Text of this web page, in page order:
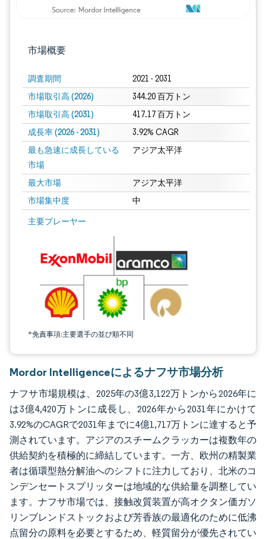
市場概要
調査期間 2021 - 2031
市場取引高 (2026) 344.20 百万トン
市場取引高 (2031) 417.17 百万トン
成長率 (2026 - 2031) 3.92% CAGR
最も急速に成長している
市場
アジア太平洋
最大市場 アジア太平洋
市場集中度 中
主要プレーヤー
*免責事項:主要選手の並び順不同
画像 © Mordor Intelligence。再利用にはCC BY 4.0の表示が必要です。
Mordor Intelligenceによるナフサ市場分析
ナフサ市場規模は、2025年の3億3,122万トンから2026年に
は3億4,420万トンに成長し、2026年から2031年にかけて
3.92%のCAGRで2031年までに4億1,717万トンに達すると予
測されています。アジアのスチームクラッカーは複数年の
供給契約を積極的に締結しています。一方、欧州の精製業
者は循環型熱分解油へのシフトに注力しており、北米のコ
ンデンセートスプリッターは地域的な供給量を調整してい
ます。ナフサ市場では、接触改質装置が高オクタン価ガソ
リンブレンドストックおよび芳香族の最適化のために低沸
点留分の原料を必要とするため、軽質留分が優先されてい